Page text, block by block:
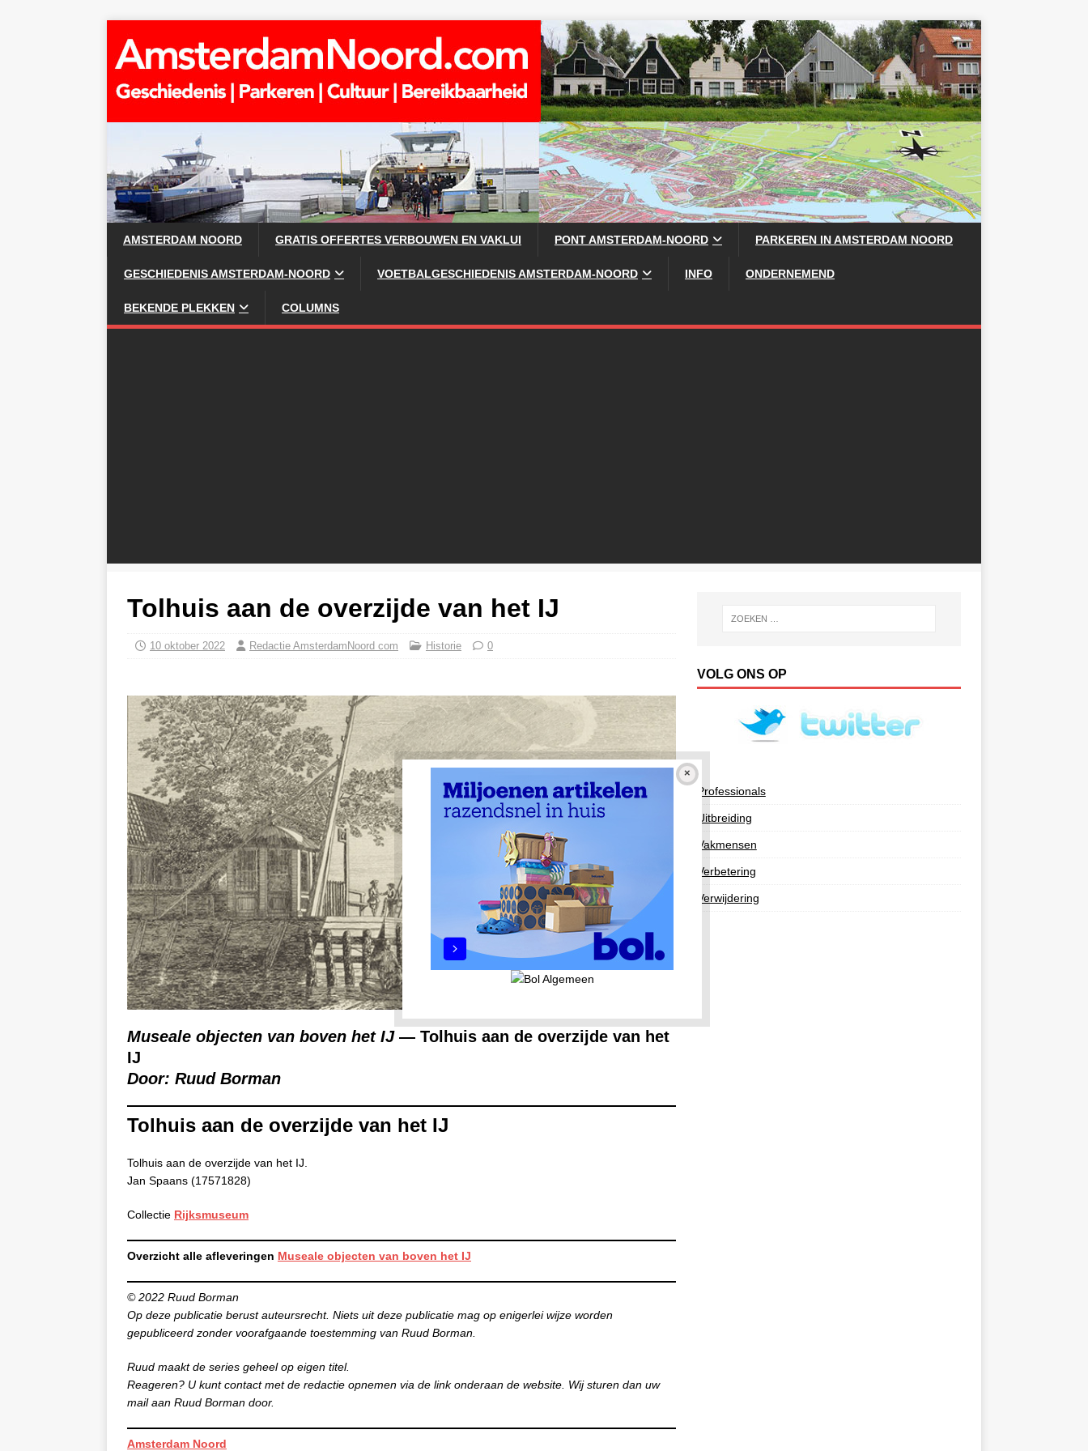
AMSTERDAM NOORD GRATIS OFFERTES VERBOUWEN EN VAKLUI PONT AMSTERDAM-NOORD PARKEREN IN AMSTERDAM NOORD
GESCHIEDENIS AMSTERDAM-NOORD VOETBALGESCHIEDENIS AMSTERDAM-NOORD INFO ONDERNEMEND
BEKENDE PLEKKEN COLUMNS
Tolhuis aan de overzijde van het IJ
10 oktober 2022 Redactie AmsterdamNoord com Historie 0
Museale objecten van boven het IJ— Tolhuis aan de overzijde van het
IJ
Door: Ruud Borman
Tolhuis aan de overzijde van het IJ
Tolhuis aan de overzijde van het IJ.
Jan Spaans (17571828)
Collectie Rijksmuseum
Overzicht alle afleveringen Museale objecten van boven het IJ
© 2022 Ruud Borman
Op deze publicatie berust auteursrecht. Niets uit deze publicatie mag op enigerlei wijze worden
gepubliceerd zonder voorafgaande toestemming van Ruud Borman.
Ruud maakt de series geheel op eigen titel.
Reageren? U kunt contact met de redactie opnemen via de link onderaan de website. Wij sturen dan uw
mail aan Ruud Borman door.
Amsterdam Noord
VOLG ONS OP
Professionals
Uitbreiding
Vakmensen
Verbetering
Verwijdering